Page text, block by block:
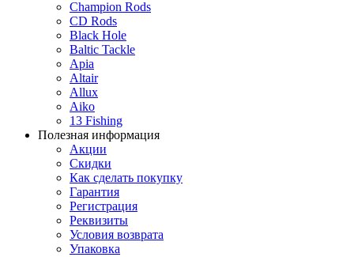
Champion Rods
CD Rods
Black Hole
Baltic Tackle
Apia
Altair
Allux
Aiko
13 Fishing
Полезная информация
Акции
Скидки
Как сделать покупку
Гарантия
Регистрация
Реквизиты
Условия возврата
Упаковка